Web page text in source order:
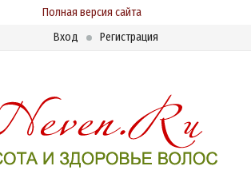
Полная версия сайта
Вход
Регистрация